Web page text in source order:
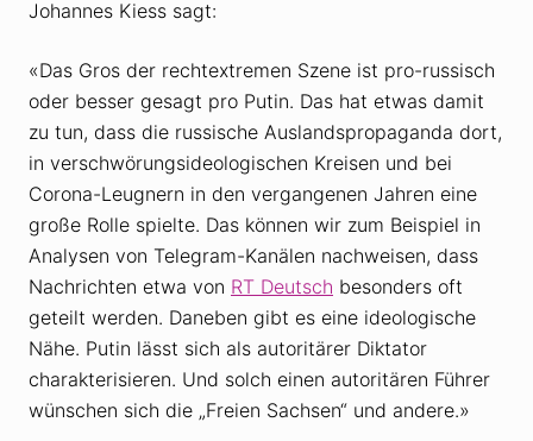
Johannes Kiess sagt:
«Das Gros der rechtextremen Szene ist pro-russisch
oder besser gesagt pro Putin. Das hat etwas damit
zu tun, dass die russische Auslandspropaganda dort,
in verschwörungsideologischen Kreisen und bei
Corona-Leugnern in den vergangenen Jahren eine
große Rolle spielte. Das können wir zum Beispiel in
Analysen von Telegram-Kanälen nachweisen, dass
Nachrichten etwa von RT Deutsch besonders oft
geteilt werden. Daneben gibt es eine ideologische
Nähe. Putin lässt sich als autoritärer Diktator
charakterisieren. Und solch einen autoritären Führer
wünschen sich die „Freien Sachsen“ und andere.»